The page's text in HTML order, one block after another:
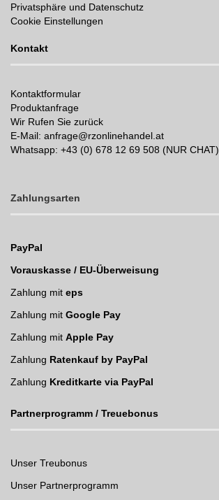
Privatsphäre und Datenschutz
Cookie Einstellungen
Kontakt
Kontaktformular
Produktanfrage
Wir Rufen Sie zurück
E-Mail: anfrage@rzonlinehandel.at
Whatsapp: +43 (0) 678 12 69 508 (NUR CHAT)
Zahlungsarten
PayPal
Vorauskasse / EU-Überweisung
Zahlung mit eps
Zahlung mit Google Pay
Zahlung mit Apple Pay
Zahlung Ratenkauf by PayPal
Zahlung Kreditkarte via PayPal
Partnerprogramm / Treuebonus
Unser Treubonus
Unser Partnerprogramm